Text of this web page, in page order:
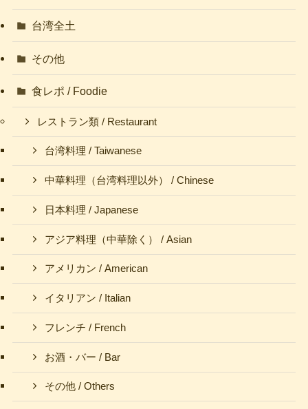
台湾全土
その他
食レポ / Foodie
レストラン類 / Restaurant
台湾料理 / Taiwanese
中華料理（台湾料理以外） / Chinese
日本料理 / Japanese
アジア料理（中華除く） / Asian
アメリカン / American
イタリアン / Italian
フレンチ / French
お酒・バー / Bar
その他 / Others